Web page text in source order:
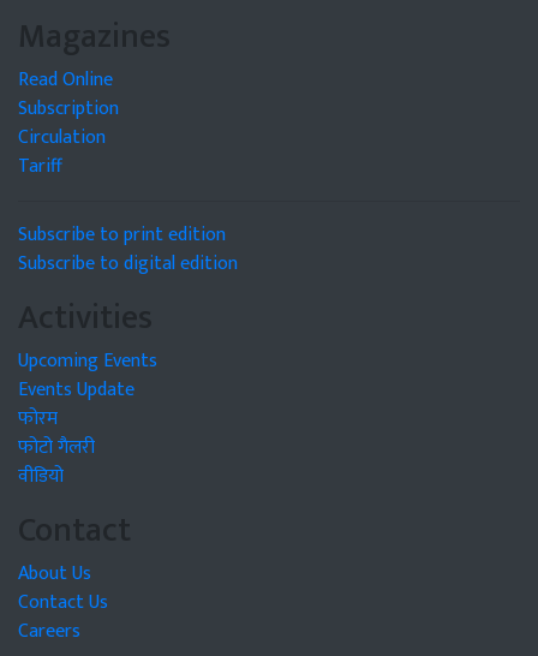
Magazines
Read Online
Subscription
Circulation
Tariff
Subscribe to print edition
Subscribe to digital edition
Activities
Upcoming Events
Events Update
फोरम
फोटो गैलरी
वीडियो
Contact
About Us
Contact Us
Careers